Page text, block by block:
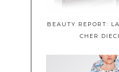
BEAUTY REPORT:
CHER